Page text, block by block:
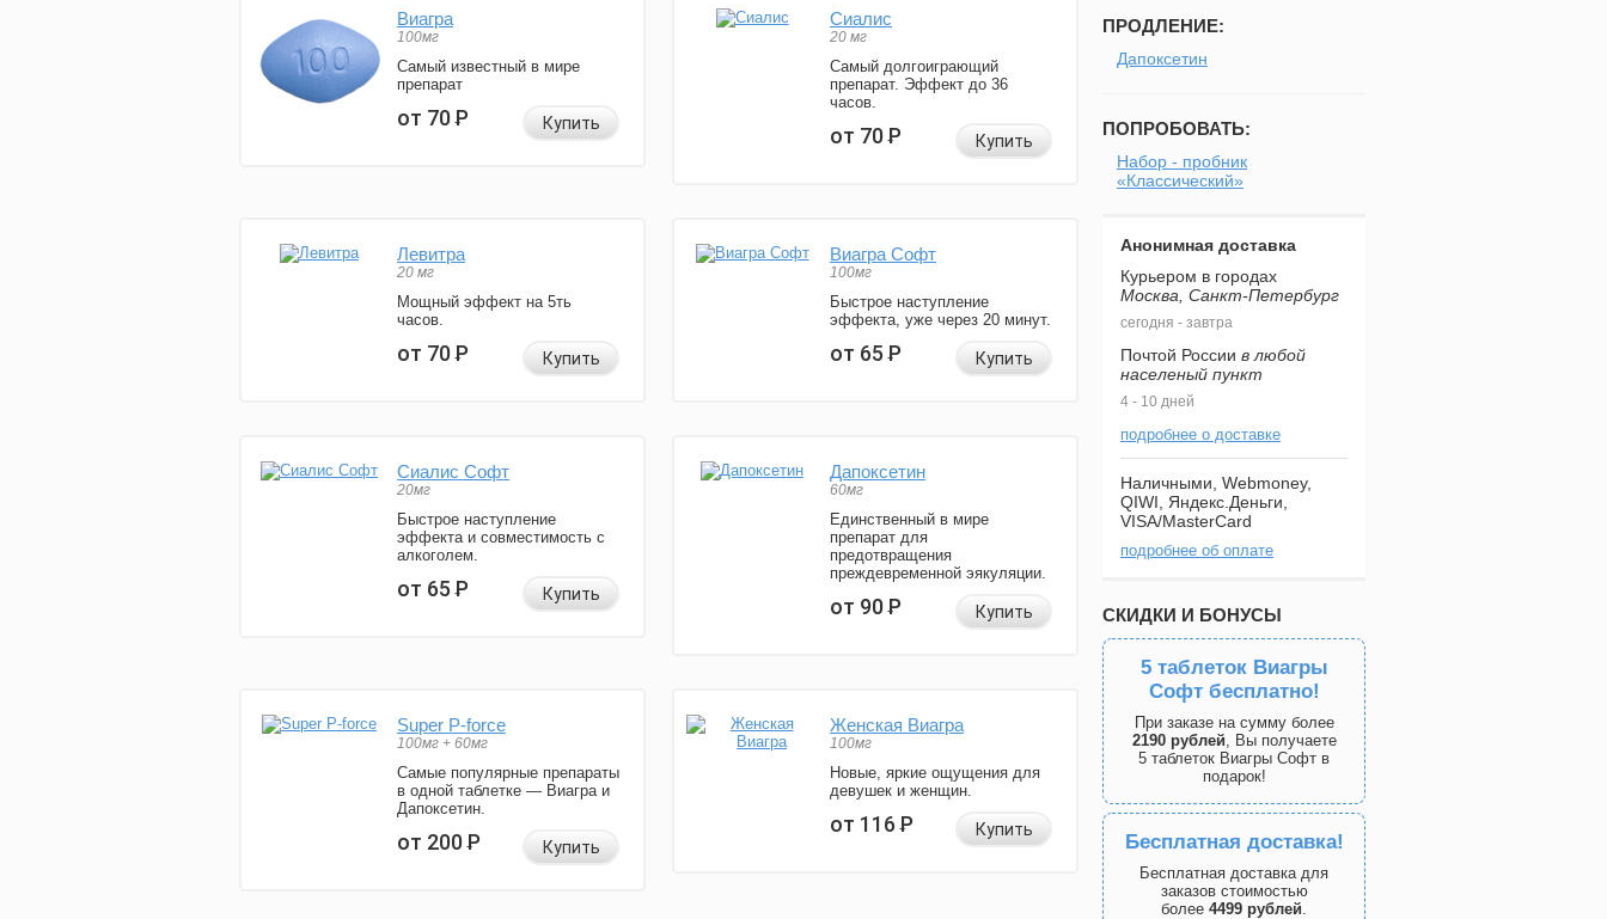
Виагра
100мг
Самый известный в мире
препарат
от 70Р Купить
Сиалис
20 мг
Самый долгоиграющий
препарат. Эффект до 36
часов.
от 70Р Купить
Левитра
20 мг
Мощный эффект на 5ть
часов.
от 70Р Купить
Виагра Софт
100мг
Быстрое наступление
эффекта, уже через 20 минут.
от 65Р Купить
Сиалис Софт
20мг
Быстрое наступление
эффекта и совместимость с
алкоголем.
от 65Р Купить
Дапоксетин
60мг
Единственный в мире
препарат для
предотвращения
преждевременной эякуляции.
от 90Р Купить
Super P-force
100мг + 60мг
Самые популярные препараты
в одной таблетке — Виагра и
Дапоксетин.
от 200Р Купить
Женская Виагра
100мг
Новые, яркие ощущения для
девушек и женщин.
от 116Р Купить
ПРОДЛЕНИЕ:
Дапоксетин
ПОПРОБОВАТЬ:
Набор - пробник
«Классический»
Анонимная доставка
Курьером в городах
Москва, Санкт-Петербург
сегодня - завтра
Почтой России в любой
населеный пункт
4 - 10 дней
подробнее о доставке
Наличными, Webmoney,
QIWI, Яндекс.Деньги,
VISA/MasterCard
подробнее об оплате
СКИДКИ И БОНУСЫ
5 таблеток Виагры
Софт бесплатно!
При заказе на сумму более
2190 рублей, Вы получаете
5 таблеток Виагры Софт в
подарок!
Бесплатная доставка!
Бесплатная доставка для
заказов стоимостью
более 4499 рублей.